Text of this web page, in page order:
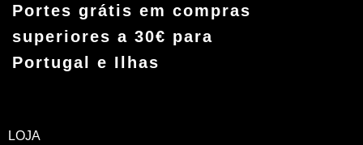
Portes grátis em compras
superiores a 30€ para
Portugal e Ilhas
LOJA